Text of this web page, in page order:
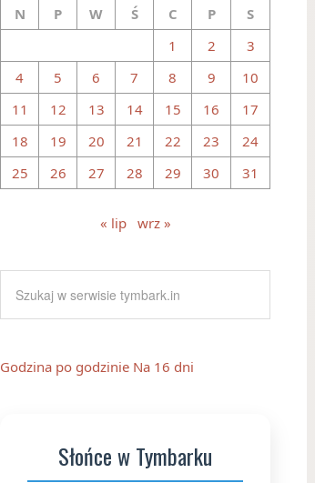
N
P W Ś C P
S
1
2
3
4
5 6 7 8 9
10
11
12 13 14 15 16
17
18
19 20 21 22 23
24
25
26 27 28 29 30 31
« lip wrz »
Godzina po godzinie Na 16 dni
Słońce w Tymbarku